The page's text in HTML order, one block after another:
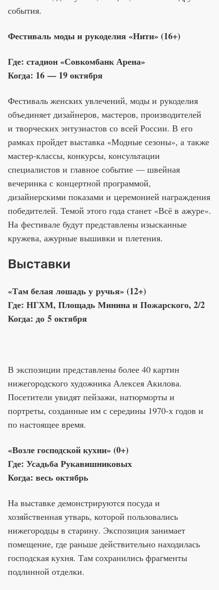
события.
Фестиваль моды и рукоделия «Нити» (16+)
Где: стадион «Совкомбанк Арена»
Когда: 16 — 19 октября
Фестиваль женских увлечений, моды и рукоделия
объединяет дизайнеров, мастеров, производителей
и творческих энтузиастов со всей России. В его
рамках пройдет выставка «Модные сезоны», а также
мастер-классы, конкурсы, консультации
специалистов и главное событие — швейная
вечеринка с концертной программой,
дизайнерскими показами и церемонией награждения
победителей. Темой этого года станет «Всё в ажуре».
На фестивале будут представлены изысканные
кружева, ажурные вышивки и плетения.
Выставки
«Там белая лошадь у ручья» (12+)
Где: НГХМ, Площадь Минина и Пожарского, 2/2
Когда: до 5 октября
В экспозиции представлены более 40 картин
нижегородского художника Алексея Акилова.
Посетители увидят пейзажи, натюрморты и
портреты, созданные им с середины 1970-х годов и
по настоящее время.
«Возле господской кухни» (0+)
Где: Усадьба Рукавишниковых
Когда: весь октябрь
На выставке демонстрируются посуда и
хозяйственная утварь, которой пользовались
нижегородцы в старину. Экспозиция занимает
помещение, где раньше действительно находилась
господская кухня. Там сохранились фрагменты
подлинной отделки.